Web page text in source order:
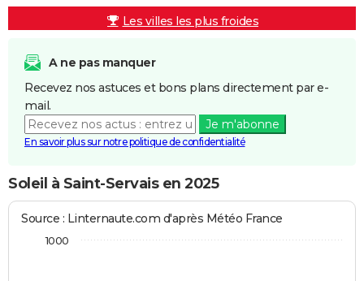
Les villes les plus froides
A ne pas manquer
Recevez nos astuces et bons plans directement par e-
mail.
Je m'abonne
En savoir plus sur notre politique de confidentialité
Soleil à Saint-Servais en 2025
Source : Linternaute.com d'après Météo France
1000